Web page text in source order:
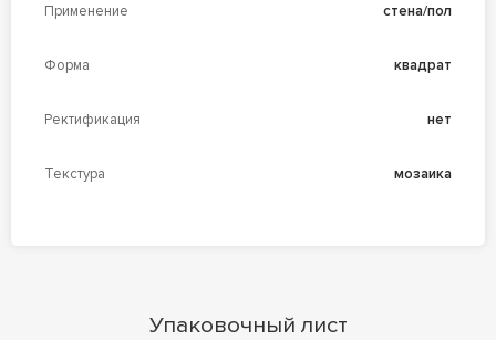
Применение стена/пол
Форма квадрат
Ректификация нет
Текстура мозаика
Упаковочный лист